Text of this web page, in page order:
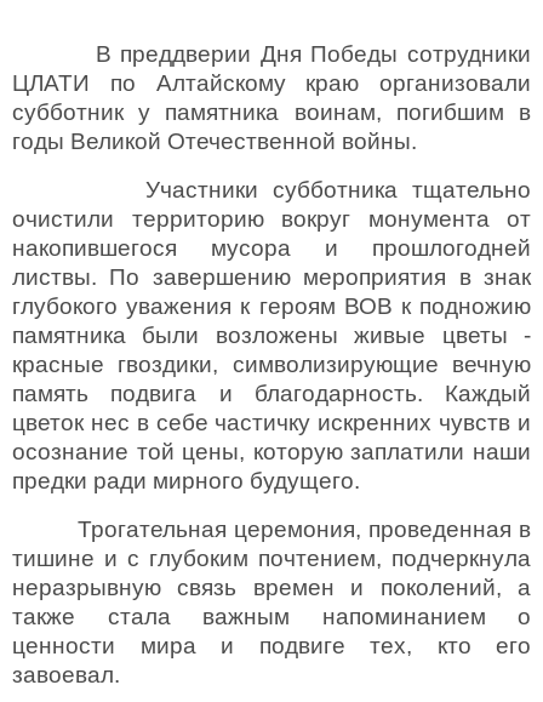
В преддверии Дня Победы сотрудники
ЦЛАТИ по Алтайскому краю организовали
субботник у памятника воинам, погибшим в
годы Великой Отечественной войны.
Участники субботника тщательно
очистили территорию вокруг монумента от
накопившегося мусора и прошлогодней
листвы. По завершению мероприятия в знак
глубокого уважения к героям ВОВ к подножию
памятника были возложены живые цветы -
красные гвоздики, символизирующие вечную
память подвига и благодарность. Каждый
цветок нес в себе частичку искренних чувств и
осознание той цены, которую заплатили наши
предки ради мирного будущего.
Трогательная церемония, проведенная в
тишине и с глубоким почтением, подчеркнула
неразрывную связь времен и поколений, а
также стала важным напоминанием о
ценности мира и подвиге тех, кто его
завоевал.